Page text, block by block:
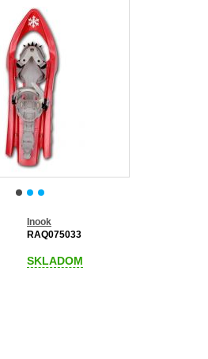
Inook
RAQ075033
SKLADOM